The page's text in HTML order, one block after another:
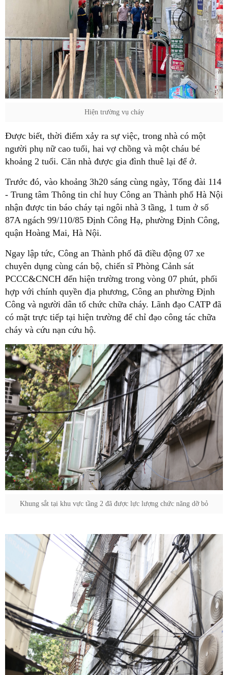
Hiện trường vụ cháy
Được biết, thời điểm xảy ra sự việc, trong nhà có một
người phụ nữ cao tuổi, hai vợ chồng và một cháu bé
khoảng 2 tuổi. Căn nhà được gia đình thuê lại để ở.
Trước đó, vào khoảng 3h20 sáng cùng ngày, Tổng đài 114
- Trung tâm Thông tin chỉ huy Công an Thành phố Hà Nội
nhận được tin báo cháy tại ngôi nhà 3 tầng, 1 tum ở số
87A ngách 99/110/85 Định Công Hạ, phường Định Công,
quận Hoàng Mai, Hà Nội.
Ngay lập tức, Công an Thành phố đã điều động 07 xe
chuyên dụng cùng cán bộ, chiến sĩ Phòng Cảnh sát
PCCC&CNCH đến hiện trường trong vòng 07 phút, phối
hợp với chính quyền địa phương, Công an phường Định
Công và người dân tổ chức chữa cháy. Lãnh đạo CATP đã
có mặt trực tiếp tại hiện trường để chỉ đạo công tác chữa
cháy và cứu nạn cứu hộ.
Khung sắt tại khu vực tầng 2 đã được lực lượng chức năng dỡ bỏ